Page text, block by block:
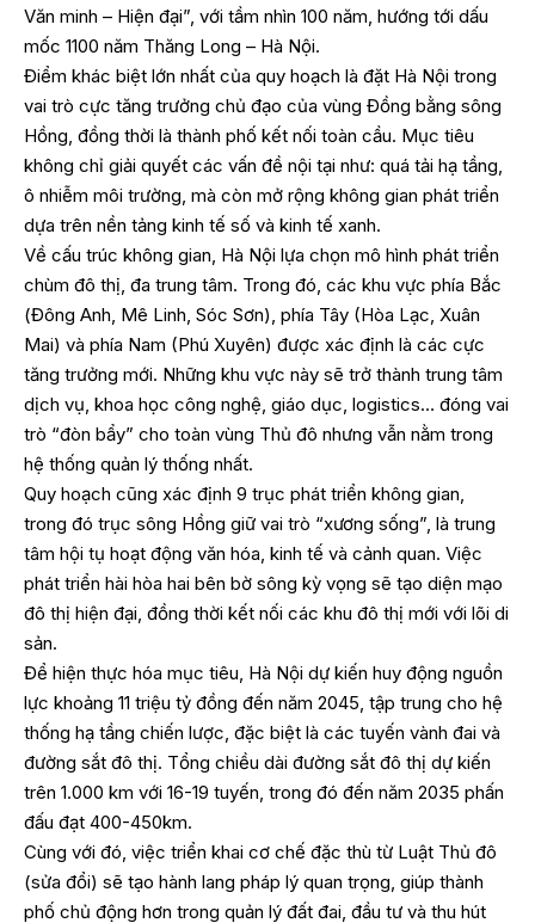
Văn minh – Hiện đại”, với tầm nhìn 100 năm, hướng tới dấu
mốc 1100 năm Thăng Long – Hà Nội.
Điểm khác biệt lớn nhất của quy hoạch là đặt Hà Nội trong
vai trò cực tăng trưởng chủ đạo của vùng Đồng bằng sông
Hồng, đồng thời là thành phố kết nối toàn cầu. Mục tiêu
không chỉ giải quyết các vấn đề nội tại như: quá tải hạ tầng,
ô nhiễm môi trường, mà còn mở rộng không gian phát triển
dựa trên nền tảng kinh tế số và kinh tế xanh.
Về cấu trúc không gian, Hà Nội lựa chọn mô hình phát triển
chùm đô thị, đa trung tâm. Trong đó, các khu vực phía Bắc
(Đông Anh, Mê Linh, Sóc Sơn), phía Tây (Hòa Lạc, Xuân
Mai) và phía Nam (Phú Xuyên) được xác định là các cực
tăng trưởng mới. Những khu vực này sẽ trở thành trung tâm
dịch vụ, khoa học công nghệ, giáo dục, logistics… đóng vai
trò “đòn bẩy” cho toàn vùng Thủ đô nhưng vẫn nằm trong
hệ thống quản lý thống nhất.
Quy hoạch cũng xác định 9 trục phát triển không gian,
trong đó trục sông Hồng giữ vai trò “xương sống”, là trung
tâm hội tụ hoạt động văn hóa, kinh tế và cảnh quan. Việc
phát triển hài hòa hai bên bờ sông kỳ vọng sẽ tạo diện mạo
đô thị hiện đại, đồng thời kết nối các khu đô thị mới với lõi di
sản.
Để hiện thực hóa mục tiêu, Hà Nội dự kiến huy động nguồn
lực khoảng 11 triệu tỷ đồng đến năm 2045, tập trung cho hệ
thống hạ tầng chiến lược, đặc biệt là các tuyến vành đai và
đường sắt đô thị. Tổng chiều dài đường sắt đô thị dự kiến
trên 1.000 km với 16-19 tuyến, trong đó đến năm 2035 phấn
đấu đạt 400-450km.
Cùng với đó, việc triển khai cơ chế đặc thù từ Luật Thủ đô
(sửa đổi) sẽ tạo hành lang pháp lý quan trọng, giúp thành
phố chủ động hơn trong quản lý đất đai, đầu tư và thu hút